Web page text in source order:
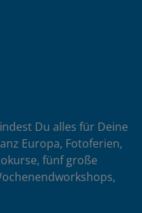
Du alles für Deine
Europa, Fotoferien,
fünf große